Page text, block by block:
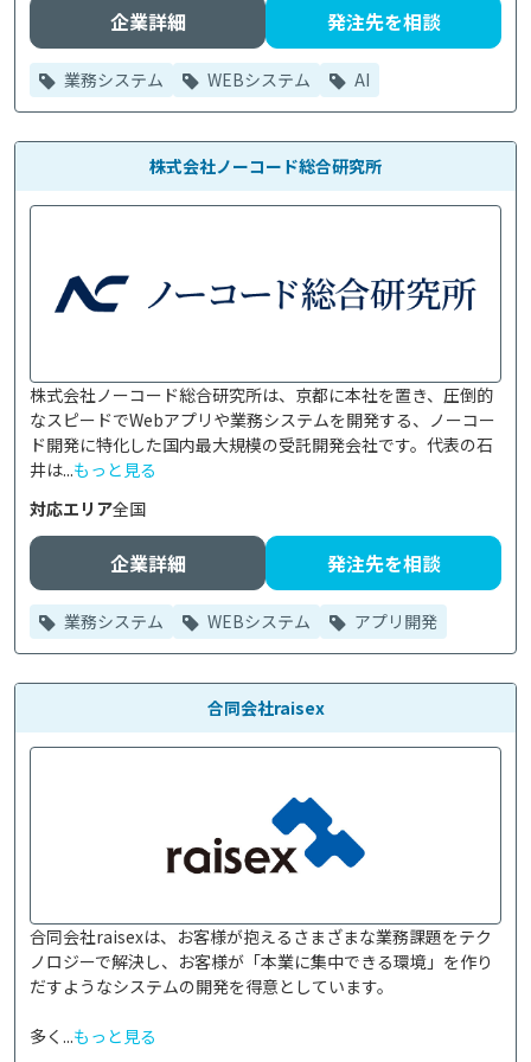
企業詳細 発注先を相談
業務システム WEBシステム AI
株式会社ノーコード総合研究所
株式会社ノーコード総合研究所は、京都に本社を置き、圧倒的
なスピードでWebアプリや業務システムを開発する、ノーコー
ド開発に特化した国内最大規模の受託開発会社です。代表の石
井は...もっと見る
対応エリア全国
企業詳細 発注先を相談
業務システム WEBシステム アプリ開発
合同会社raisex
合同会社raisexは、お客様が抱えるさまざまな業務課題をテク
ノロジーで解決し、お客様が「本業に集中できる環境」を作り
だすようなシステムの開発を得意としています。
多く...もっと見る